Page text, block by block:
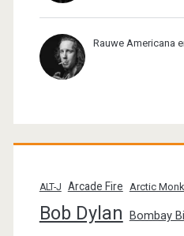
Rauwe Americana
ALT-J Arcade Fire Arctic
Bob Dylan Bombay